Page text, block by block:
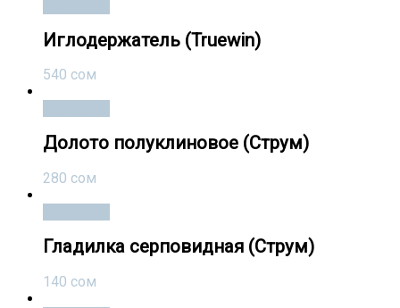
Иглодержатель (Truewin)
540 сом
Долото полуклиновое (Струм)
280 сом
Гладилка серповидная (Струм)
140 сом